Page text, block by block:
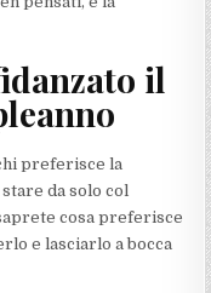
il
preferisce la
da solo col
cosa preferisce
e lasciarlo a bocca